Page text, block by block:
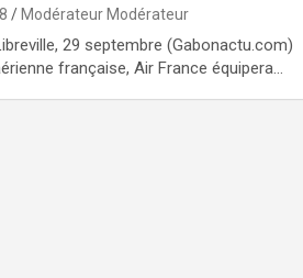
Modérateur Modérateur
29 septembre (Gabonactu.com)
française, Air France équipera…